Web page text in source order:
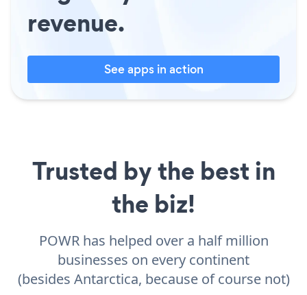
revenue.
See apps in action
Trusted by the best in
the biz!
POWR has helped over a half million
businesses on every continent
(besides Antarctica, because of course not)